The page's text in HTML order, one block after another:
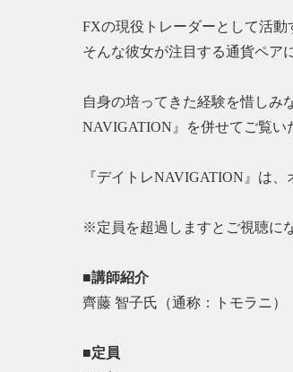
FXの現役トレーダーとして活動
そんな彼女が注目する通貨ペア
自身の培ってきた経験を惜しみ
NAVIGATION』を併せてご覧い
『デイトレNAVIGATION』は
※定員を超過しますとご視聴に
■講師紹介
齊藤 智子氏（通称：トモラニ）
■定員